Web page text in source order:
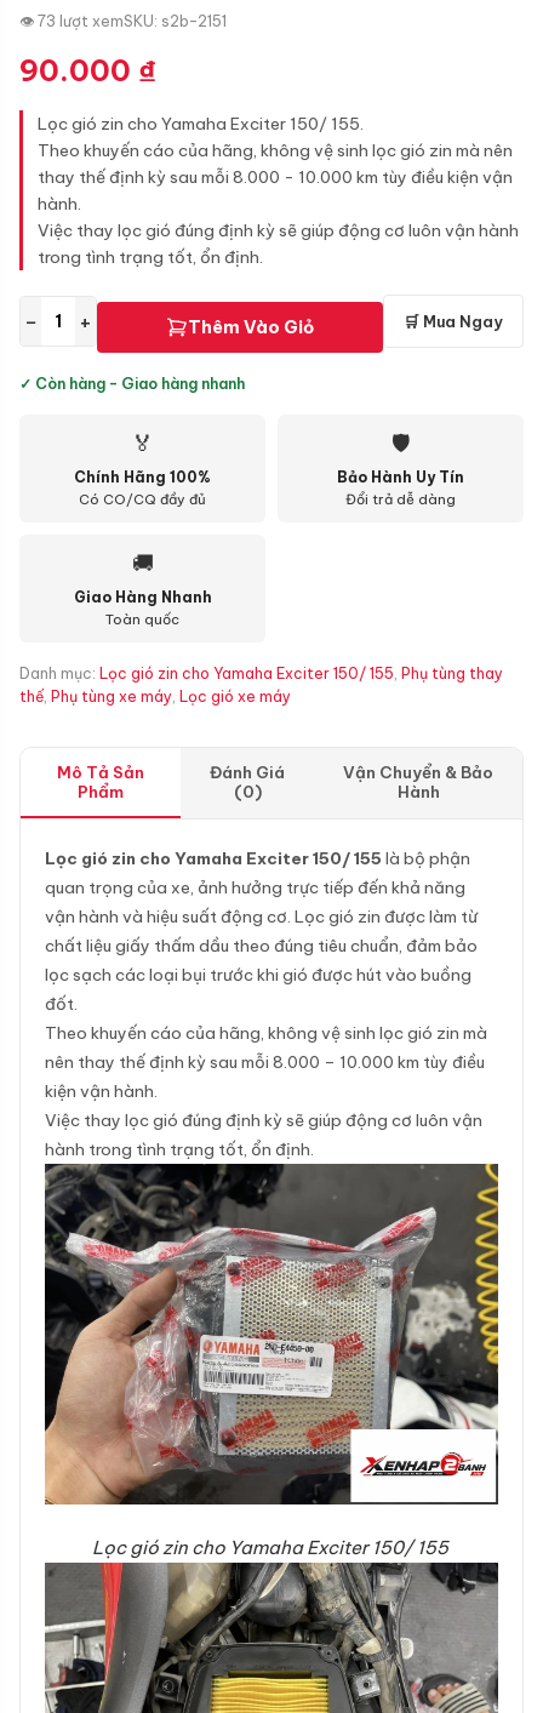
👁 73 lượt xemSKU: s2b-2151
90.000 ₫
Lọc gió zin cho Yamaha Exciter 150/ 155.
Theo khuyến cáo của hãng, không vệ sinh lọc gió zin mà nên
thay thế định kỳ sau mỗi 8.000 - 10.000 km tùy điều kiện vận
hành.
Việc thay lọc gió đúng định kỳ sẽ giúp động cơ luôn vận hành
trong tình trạng tốt, ổn định.
− + Thêm Vào Giỏ 🛒 Mua Ngay
✓ Còn hàng - Giao hàng nhanh
🏅
Chính Hãng 100%
Có CO/CQ đầy đủ
🛡
Bảo Hành Uy Tín
Đổi trả dễ dàng
🚚
Giao Hàng Nhanh
Toàn quốc
Danh mục: Lọc gió zin cho Yamaha Exciter 150/ 155, Phụ tùng thay
thế, Phụ tùng xe máy, Lọc gió xe máy
Mô Tả Sản
Phẩm
Đánh Giá
(0)
Vận Chuyển & Bảo
Hành
Lọc gió zin cho Yamaha Exciter 150/ 155​ là bộ phận
quan trọng của xe, ảnh hưởng trực tiếp đến khả năng
vận hành và hiệu suất động cơ. Lọc gió zin được làm từ
chất liệu giấy thấm dầu theo đúng tiêu chuẩn, đảm bảo
lọc sạch các loại bụi trước khi gió được hút vào buồng
đốt.
Theo khuyến cáo của hãng, không vệ sinh lọc gió zin mà
nên thay thế định kỳ sau mỗi 8.000 – 10.000 km tùy điều
kiện vận hành.
Việc thay lọc gió đúng định kỳ sẽ giúp động cơ luôn vận
hành trong tình trạng tốt, ổn định.
Lọc gió zin cho Yamaha Exciter 150/ 155​